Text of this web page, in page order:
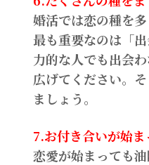
婚活では恋の種を
最も重要なのは「
力的な人でも出会
広げてください。
ましょう。
7.お付き合いが始ま
恋愛が始まっても油